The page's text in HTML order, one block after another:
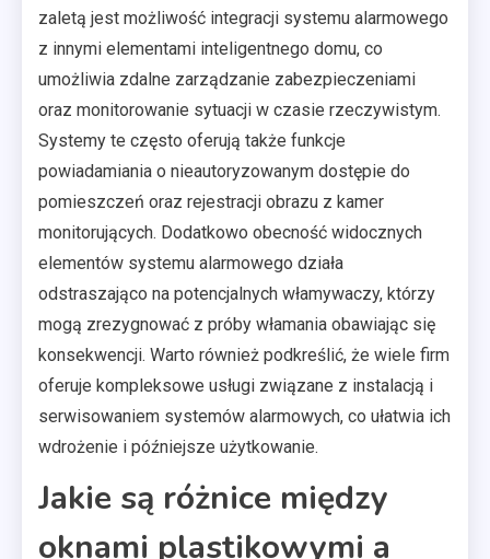
zaletą jest możliwość integracji systemu alarmowego
z innymi elementami inteligentnego domu, co
umożliwia zdalne zarządzanie zabezpieczeniami
oraz monitorowanie sytuacji w czasie rzeczywistym.
Systemy te często oferują także funkcje
powiadamiania o nieautoryzowanym dostępie do
pomieszczeń oraz rejestracji obrazu z kamer
monitorujących. Dodatkowo obecność widocznych
elementów systemu alarmowego działa
odstraszająco na potencjalnych włamywaczy, którzy
mogą zrezygnować z próby włamania obawiając się
konsekwencji. Warto również podkreślić, że wiele firm
oferuje kompleksowe usługi związane z instalacją i
serwisowaniem systemów alarmowych, co ułatwia ich
wdrożenie i późniejsze użytkowanie.
Jakie są różnice między
oknami plastikowymi a